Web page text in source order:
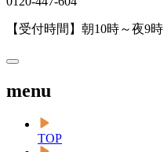
【受付時間】朝10時～夜9時
menu
TOP